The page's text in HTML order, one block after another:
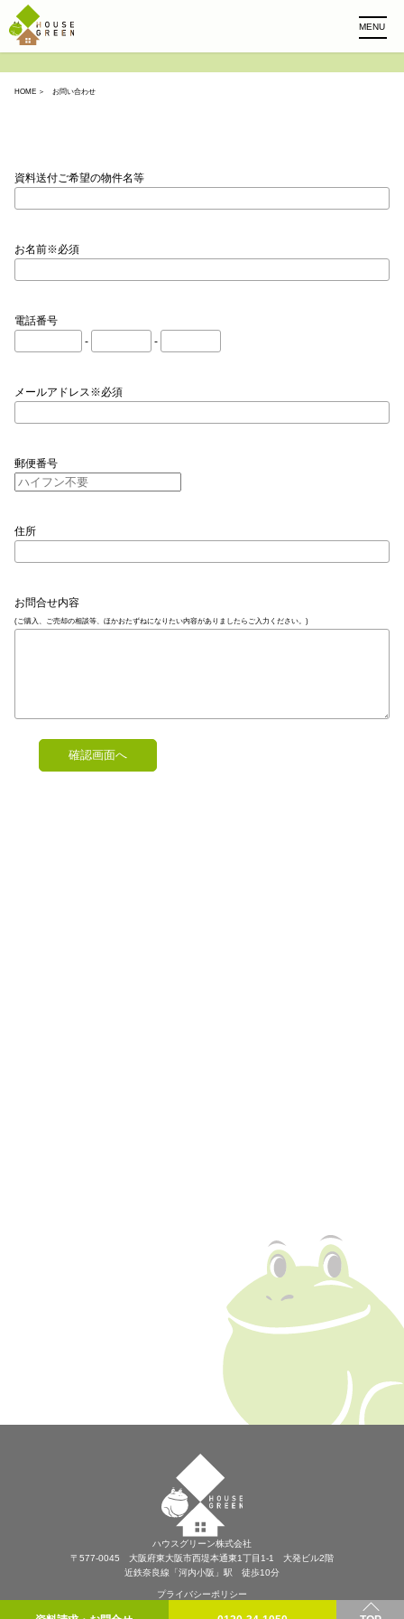
MENU
HOME ＞ お問い合わせ
資料送付ご希望の物件名等
お名前※必須
電話番号
-
-
メールアドレス※必須
郵便番号
住所
お問合せ内容
(ご購入、ご売却の相談等、ほかおたずねになりたい内容がありましたらご入力ください。)
ハウスグリーン株式会社
〒577-0045 大阪府東大阪市西堤本通東1丁目1-1 大発ビル2階
近鉄奈良線「河内小阪」駅 徒歩10分
プライバシーポリシー